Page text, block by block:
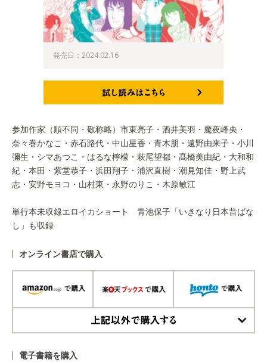
発売日：2024.02.16
参加作家（順不同・敬称略）市東亮子・酒井美羽・魔夜峰央・
奈々巻かなこ・赤石路代・中山星香・青木朋・遠野由来子・小川
彌生・シマあつこ・はるな檸檬・萩尾望都・髙橋美由紀・大和和
紀・本田・紫堂恭子・浜田翔子・浦沢直樹・潮見知佳・野上武
志・安野モヨコ・山村東・永野のりこ・木原敏江
単行本未収録エロイカショート 青池保子「いきなり日本昔ばな
し」も収録
オンライン書店で購入
電子書籍を購入